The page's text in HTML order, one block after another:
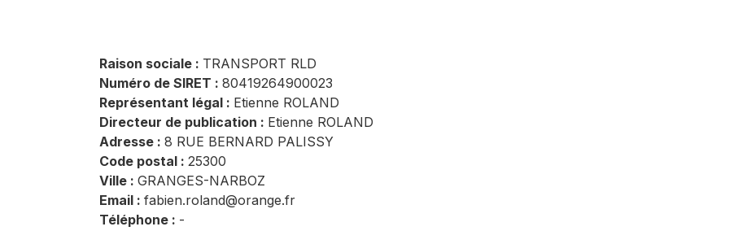
Raison sociale : TRANSPORT RLD
Numéro de SIRET : 80419264900023
Représentant légal : Etienne ROLAND
Directeur de publication : Etienne ROLAND
Adresse : 8 RUE BERNARD PALISSY
Code postal : 25300
Ville : GRANGES-NARBOZ
Email : fabien.roland@orange.fr
Téléphone : -